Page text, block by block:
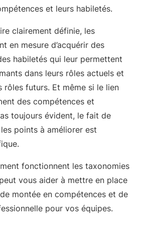
et leurs habiletés.
clairement définie, les
en mesure d’acquérir des
habiletés qui leur permettent
dans leurs rôles actuels et
rôles futurs. Et même si le lien
des compétences et
toujours évident, le fait de
points à améliorer est
fonctionnent les taxonomies
vous aider à mettre en place
montée en compétences et de
pour vos équipes.